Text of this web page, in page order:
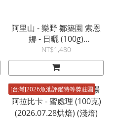
阿里山 - 樂野 鄒築園 索恩
娜 - 日曬 (100g)
(2026.07.21烘焙) (淺焙)
NT$1,480
[台灣]2026魚池評鑑特等獎莊園